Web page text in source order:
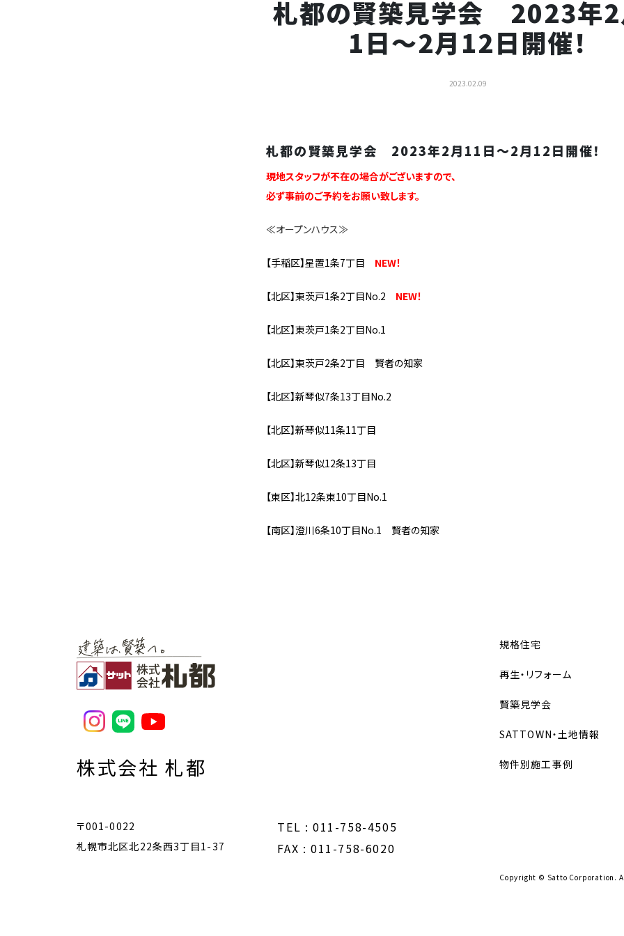
札都の賢築見学会 2023年
1日～2月12日開催！
2023.02.09
札都の賢築見学会 2023年2月11日～2月12日開催！
現地スタッフが不在の場合がございますので、
必ず事前のご予約をお願い致します。
≪オープンハウス≫
【手稲区】星置1条7丁目 NEW！
【北区】東茨戸1条2丁目No.2 NEW！
【北区】東茨戸1条2丁目No.1
【北区】東茨戸2条2丁目 賢者の知家
【北区】新琴似7条13丁目No.2
【北区】新琴似11条11丁目
【北区】新琴似12条13丁目
【東区】北12条東10丁目No.1
【南区】澄川6条10丁目No.1 賢者の知家
株式会社 札都
〒001-0022
札幌市北区北22条西3丁目1-37
TEL : 011-758-4505
FAX : 011-758-6020
規格住宅
再生・リフォーム
賢築見学会
SATTOWN・土地情報
物件別施工事例
Copyright © Satto Corporation.